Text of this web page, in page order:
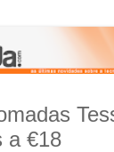
a €18